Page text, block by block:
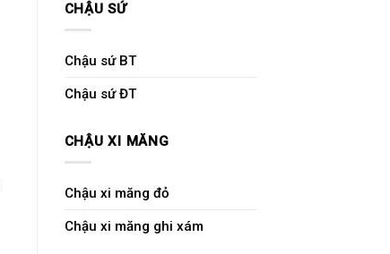
CHẬU SỨ
Chậu sứ BT
Chậu sứ ĐT
CHẬU XI MĂNG
Chậu xi măng đỏ
Chậu xi măng ghi xám